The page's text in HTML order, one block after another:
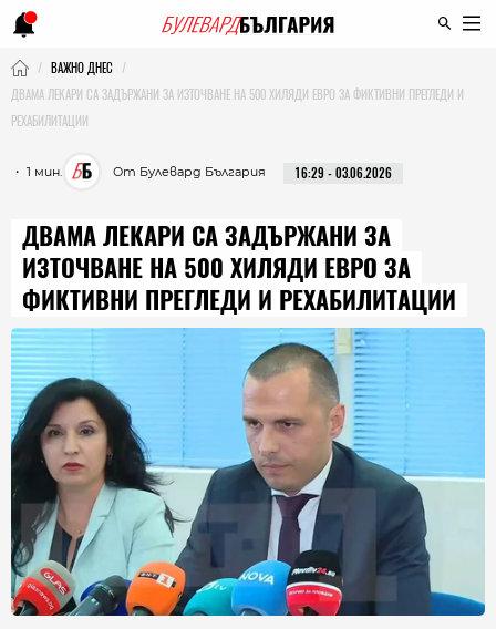
ВАЖНО ДНЕС
ДВАМА ЛЕКАРИ СА ЗАДЪРЖАНИ ЗА ИЗТОЧВАНЕ НА 500 ХИЛЯДИ ЕВРО ЗА ФИКТИВНИ ПРЕГЛЕДИ И
РЕХАБИЛИТАЦИИ
・ 1 мин. От Булевард България 16:29 - 03.06.2026
ДВАМА ЛЕКАРИ СА ЗАДЪРЖАНИ ЗА
ИЗТОЧВАНЕ НА 500 ХИЛЯДИ ЕВРО ЗА
ФИКТИВНИ ПРЕГЛЕДИ И РЕХАБИЛИТАЦИИ